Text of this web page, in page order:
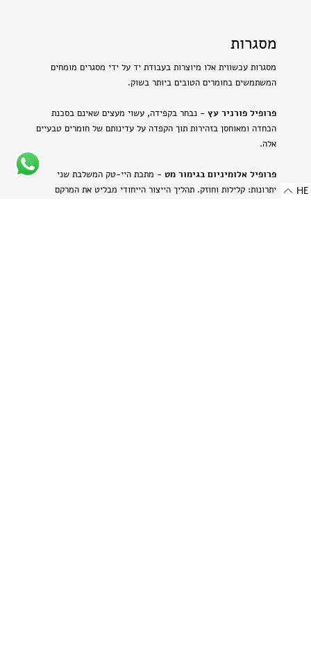
מסגרות
מסגרות עכשווית אלו מיוצרות בעבודת יד על ידי מסגרים מומחים
המשתמשים בחומרים הטובים ביותר בשוק.
פרופיל פורניר עץ - נבחר בקפידה, עשוי מעצים שאינם בסכנת
הכחדה ומאוחסן בזהירות תוך הקפדה על עדינותם של חומרים טבעיים
אלה.
פרופיל אלומיניום בגימור מט - מתכת היי-טק המשלבת שני
יתרונות: קלילות וחוזק. תהליך הייצור הייחודי מבליט את המרקם
HE